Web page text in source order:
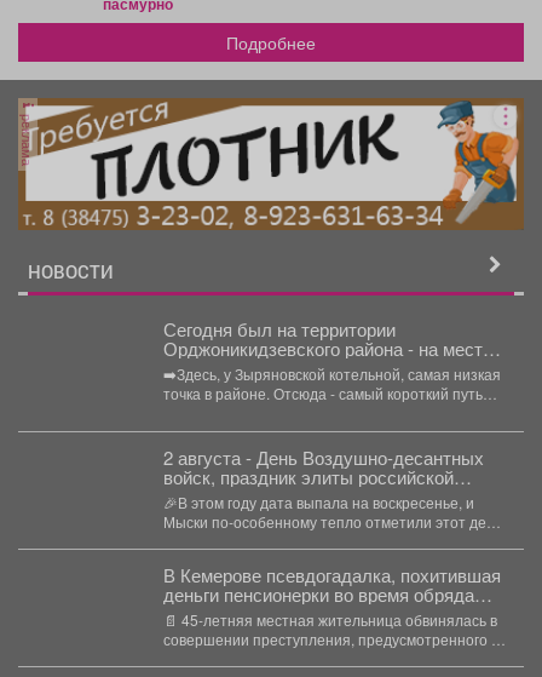
Подробнее
реклама
НОВОСТИ
Сегодня был на территории
Орджоникидзевского района - на месте,
где ситуация с подтоплением из-за
проливных дождей остаётся сложной.
➡️Здесь, у Зыряновской котельной, самая низкая
точка в районе. Отсюда - самый короткий путь
2 августа - День Воздушно‑десантных
войск, праздник элиты российской
армии
🎉В этом году дата выпала на воскресенье, и
Мыски по‑особенному тепло отметили этот день!
В Кемерове псевдогадалка, похитившая
деньги пенсионерки во время обряда
снятия порчи, отправилась в колонию-
поселение
📄 45-летняя местная жительница обвинялась в
совершении преступления, предусмотренного ч.